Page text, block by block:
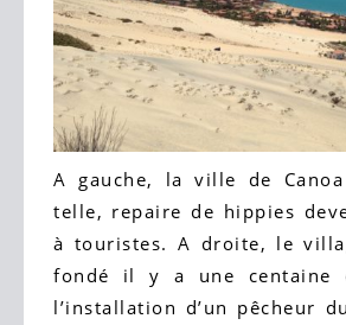
A gauche, la ville de
telle, repaire de hippies
à touristes. A droite, le
fondé il y a une centaine
l’installation d’un pêcheur